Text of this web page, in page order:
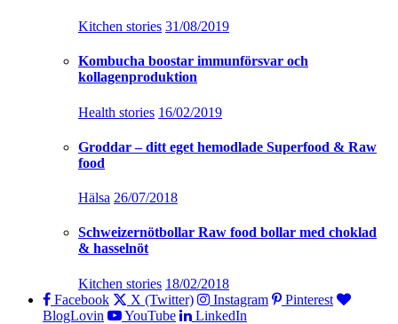
Kitchen stories 31/08/2019
Kombucha boostar immunförsvar och
kollagenproduktion
Health stories 16/02/2019
Groddar – ditt eget hemodlade Superfood & Raw
food
Hälsa 26/07/2018
Schweizernötbollar Raw food bollar med choklad
& hasselnöt
Kitchen stories 18/02/2018
Facebook
X (Twitter) Instagram
Pinterest
BlogLovin
YouTube LinkedIn